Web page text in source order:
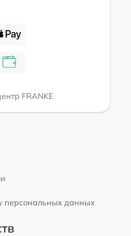
FRANKE
персональных данных